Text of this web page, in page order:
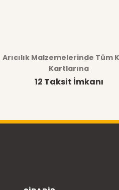
Arıcılık Malzemelerinde Tüm
Kartlarına
12 Taksit İmkanı